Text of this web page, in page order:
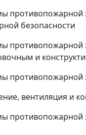
безопасности
и
противопожарной
вентиляция и